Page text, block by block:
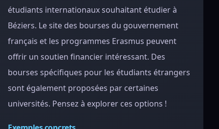
étudiants internationaux souhaitant étudier à
Béziers. Le site des bourses du gouvernement
français et les programmes Erasmus peuvent
offrir un soutien financier intéressant. Des
bourses spécifiques pour les étudiants étrangers
sont également proposées par certaines
universités. Pensez à explorer ces options !